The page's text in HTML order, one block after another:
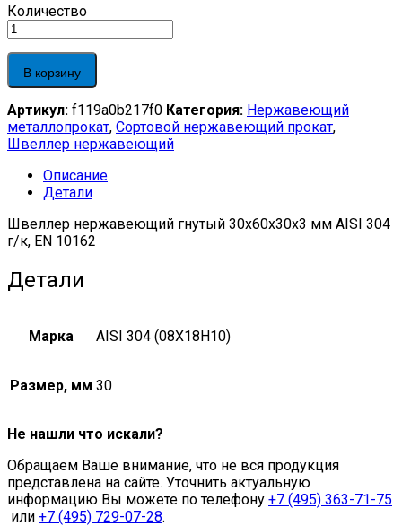
Швеллер
нержавеющий
гнутый
30х60х30х3
мм
304
г/
к,
10162
quantity
Количество
В корзину
Артикул: f119a0b217f0 Категория: Нержавеющий
металлопрокат, Сортовой нержавеющий прокат,
Швеллер нержавеющий
Описание
Детали
Швеллер нержавеющий гнутый 30х60х30х3 мм AISI 304
г/к, EN 10162
Детали
Марка AISI 304 (08Х18Н10)
Размер, мм 30
Не нашли что искали?
Обращаем Ваше внимание, что не вся продукция
представлена на сайте. Уточнить актуальную
информацию Вы можете по телефону +7 (495) 363-71-75
или +7 (495) 729-07-28.